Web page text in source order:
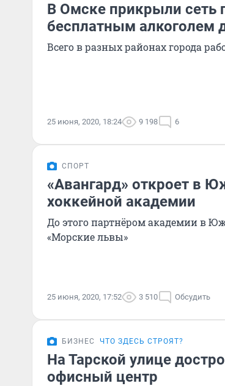
В Омске прикрыли сеть
бесплатным алкоголем
Всего в разных районах города
25 июня, 2020, 18:24 9 198 6
СПОРТ
«Авангард» откроет в
хоккейной академии
До этого партнёром академии в
«Морские львы»
25 июня, 2020, 17:52 3 510 Обсудить
БИЗНЕС ЧТО ЗДЕСЬ СТРОЯТ?
На Тарской улице
офисный центр